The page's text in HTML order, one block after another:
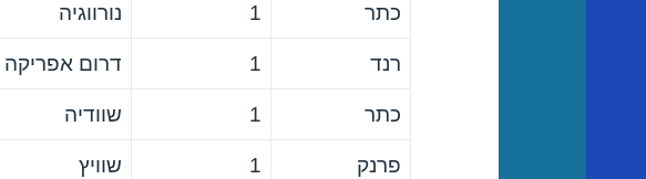
כתר 1 נורווגיה
רנד 1 דרום אפריקה
כתר 1 שוודיה
פרנק 1 שוויץ